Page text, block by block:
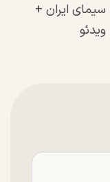
سیمای ایران +
ویدئو